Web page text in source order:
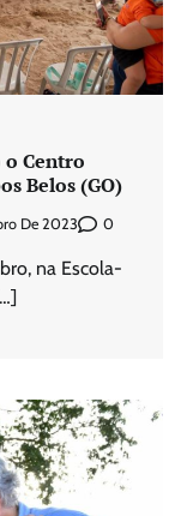
Centro
Belos (GO)
De 2023 0
na Escola-